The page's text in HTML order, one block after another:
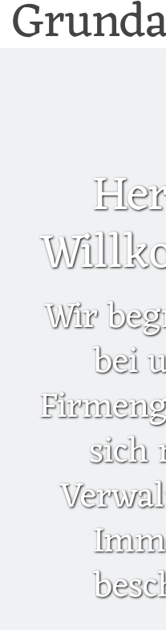
Wir
bei
sich